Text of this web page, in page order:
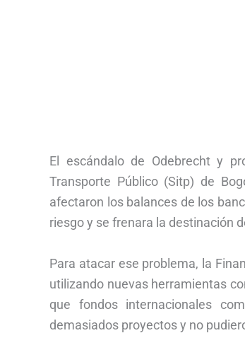
El escándalo de Odebrecht y
Transporte Público (Sitp) de
afectaron los balances de los
riesgo y se frenara la destinación
Para atacar ese problema, la
utilizando nuevas herramientas
que fondos internacionales
demasiados proyectos y no